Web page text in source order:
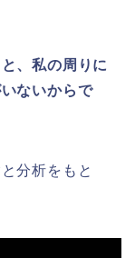
、私の周りに
ないからで
分析をもと